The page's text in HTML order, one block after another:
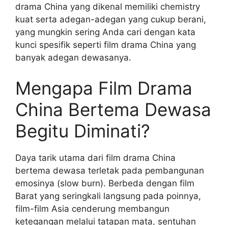
drama China yang dikenal memiliki chemistry
kuat serta adegan-adegan yang cukup berani,
yang mungkin sering Anda cari dengan kata
kunci spesifik seperti film drama China yang
banyak adegan dewasanya.
Mengapa Film Drama
China Bertema Dewasa
Begitu Diminati?
Daya tarik utama dari film drama China
bertema dewasa terletak pada pembangunan
emosinya (slow burn). Berbeda dengan film
Barat yang seringkali langsung pada poinnya,
film-film Asia cenderung membangun
ketegangan melalui tatapan mata, sentuhan